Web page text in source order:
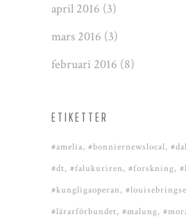
april 2016 (3)
mars 2016 (3)
februari 2016 (8)
ETIKETTER
#amelia #bonniernewslocal
#dt #falukuriren #forskning
#kungligaoperan
#lärarförbundet #malung